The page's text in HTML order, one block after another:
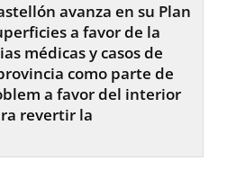
avanza en su Plan
a favor de la
médicas y casos de
como parte de
a favor del interior
revertir la